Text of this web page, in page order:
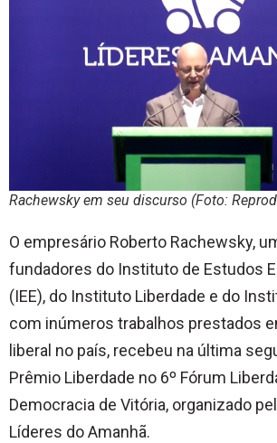
Rachewsky em seu discurso (Foto:
O empresário Roberto Rachewsky,
fundadores do Instituto de Estudos
(IEE), do Instituto Liberdade e do
com inúmeros trabalhos prestados
liberal no país, recebeu na última
Prêmio Liberdade no 6º Fórum
Democracia de Vitória, organizado
Líderes do Amanhã.